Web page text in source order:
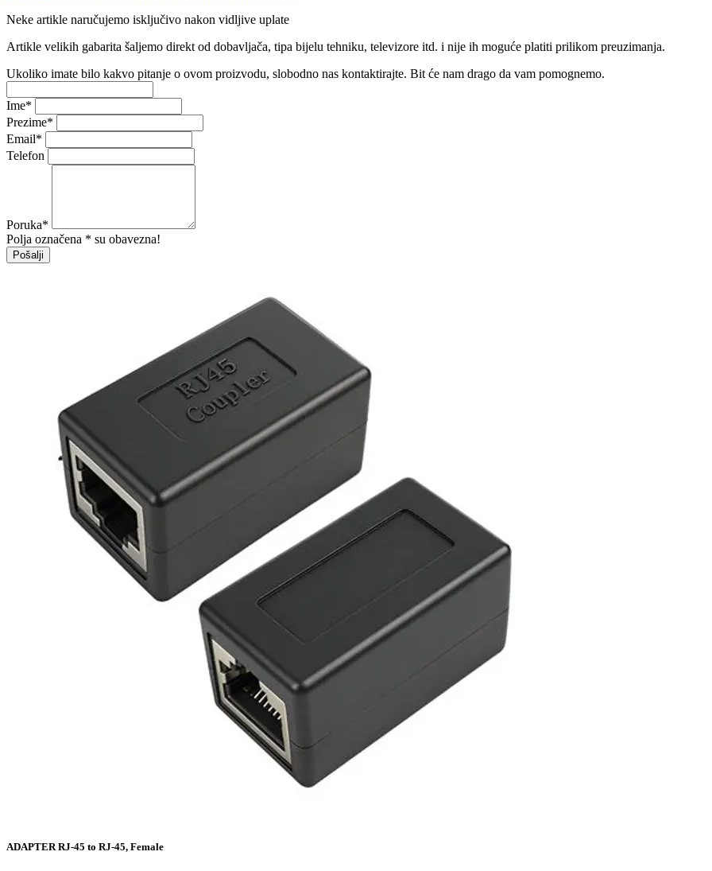
Neke artikle naručujemo isključivo nakon vidljive uplate
Artikle velikih gabarita šaljemo direkt od dobavljača, tipa bijelu tehniku, televizore itd. i nije ih moguće platiti prilikom preuzimanja.
Ukoliko imate bilo kakvo pitanje o ovom proizvodu, slobodno nas kontaktirajte. Bit će nam drago da vam pomognemo.
Ime*
Prezime*
Email*
Telefon
Poruka*
Polja označena * su obavezna!
Pošalji
ADAPTER RJ-45 to RJ-45, Female